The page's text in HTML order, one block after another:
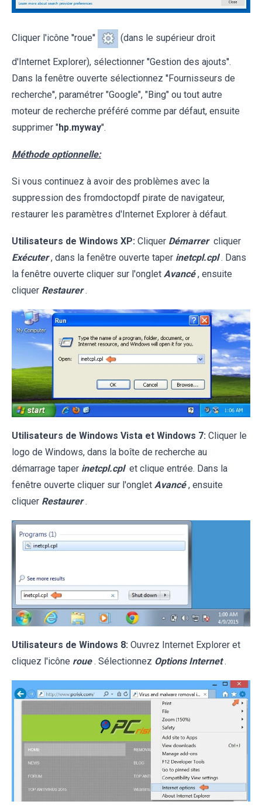
Cliquer l'icône ''roue'' (dans le supérieur droit
d'Internet Explorer), sélectionner ''Gestion des ajouts''.
Dans la fenêtre ouverte sélectionnez ''Fournisseurs de
recherche'', paramétrer "Google", "Bing" ou tout autre
moteur de recherche préféré comme par défaut, ensuite
supprimer "hp.myway".
Méthode optionnelle:
Si vous continuez à avoir des problèmes avec la
suppression des fromdoctopdf pirate de navigateur,
restaurer les paramètres d'Internet Explorer à défaut.
Utilisateurs de Windows XP: Cliquer Démarrer cliquer
Exécuter , dans la fenêtre ouverte taper inetcpl.cpl . Dans
la fenêtre ouverte cliquer sur l'onglet Avancé , ensuite
cliquer Restaurer .
Utilisateurs de Windows Vista et Windows 7: Cliquer le
logo de Windows, dans la boîte de recherche au
démarrage taper inetcpl.cpl et clique entrée. Dans la
fenêtre ouverte cliquer sur l'onglet Avancé , ensuite
cliquer Restaurer .
Utilisateurs de Windows 8: Ouvrez Internet Explorer et
cliquez l'icône roue . Sélectionnez Options Internet .